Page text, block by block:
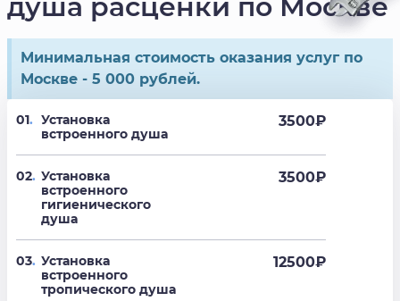
душа расценки по Москве
Минимальная стоимость оказания услуг по
Москве - 5 000 рублей.
01. Установка
встроенного душа
3500₽
02. Установка
встроенного
гигиенического
душа
3500₽
03. Установка
встроенного
тропического душа
12500₽